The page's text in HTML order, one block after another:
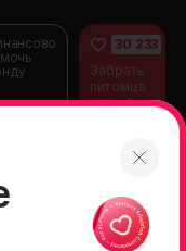
30 233
Забрать
питомца
домой